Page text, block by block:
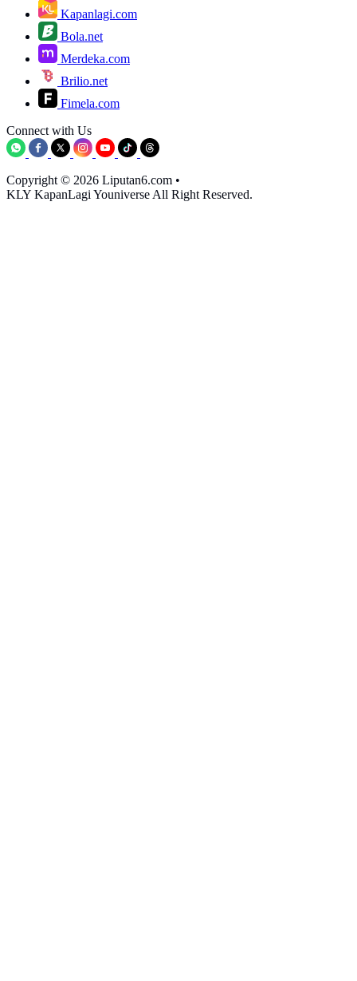
Kapanlagi.com
Bola.net
Merdeka.com
Brilio.net
Fimela.com
Connect with Us
Copyright © 2026 Liputan6.com •
KLY KapanLagi Youniverse All Right Reserved.